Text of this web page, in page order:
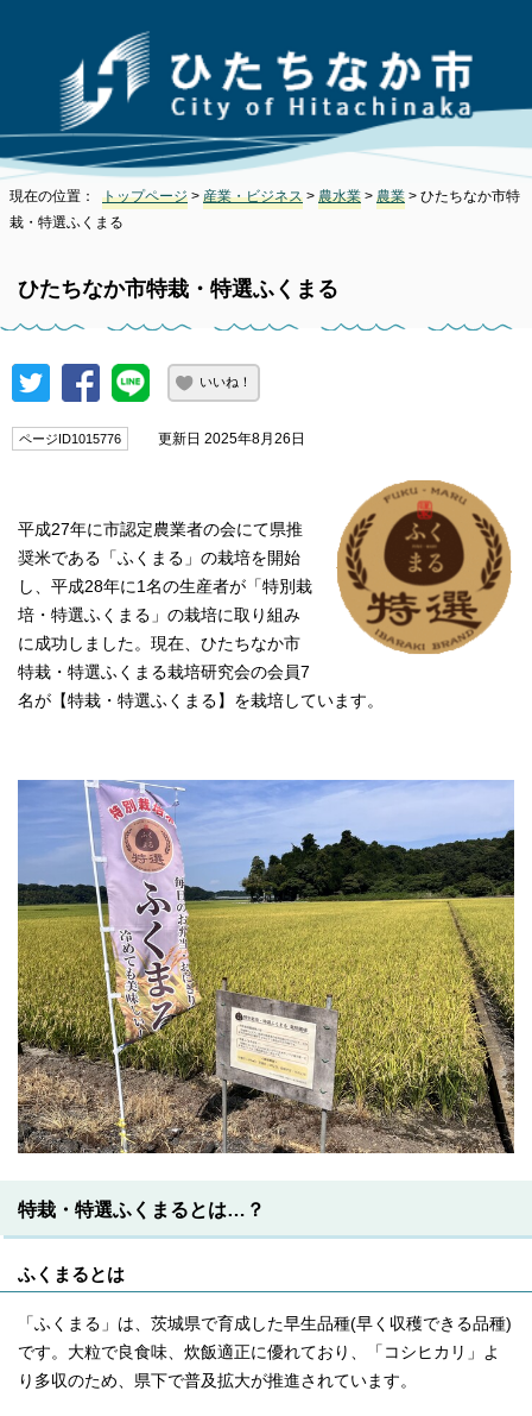
現在の位置： トップページ > 産業・ビジネス > 農水業 > 農業 > ひたちなか市特
栽・特選ふくまる
ひたちなか市特栽・特選ふくまる
いいね！
ページID1015776 更新日 2025年8月26日
平成27年に市認定農業者の会にて県推
奨米である「ふくまる」の栽培を開始
し、平成28年に1名の生産者が「特別栽
培・特選ふくまる」の栽培に取り組み
に成功しました。現在、ひたちなか市
特栽・特選ふくまる栽培研究会の会員7
名が【特栽・特選ふくまる】を栽培しています。
特栽・特選ふくまるとは…？
ふくまるとは
「ふくまる」は、茨城県で育成した早生品種(早く収穫できる品種)
です。大粒で良食味、炊飯適正に優れており、「コシヒカリ」よ
り多収のため、県下で普及拡大が推進されています。